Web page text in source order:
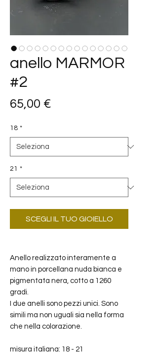
anello MARMOR
#2
65,00 €
18 *
21 *
SCEGLI IL TUO GIOIELLO
Anello realizzato interamente a
mano in porcellana nuda bianca e
pigmentata nera, cotto a 1260
gradi.
I due anelli sono pezzi unici. Sono
simili ma non uguali sia nella forma
che nella colorazione.
misura italiana: 18 - 21